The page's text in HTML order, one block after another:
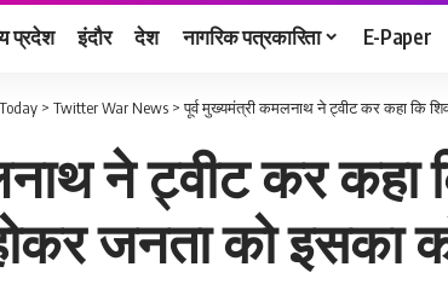
प्रदेश इंदौर देश नागरिक पत्रकारिता E-Paper
> Twitter War News >पूर्व मुख्यमंत्री कमलनाथ ने ट्वीट कर कहा कि
ने ट्वीट कर कहा
जनता को इसका